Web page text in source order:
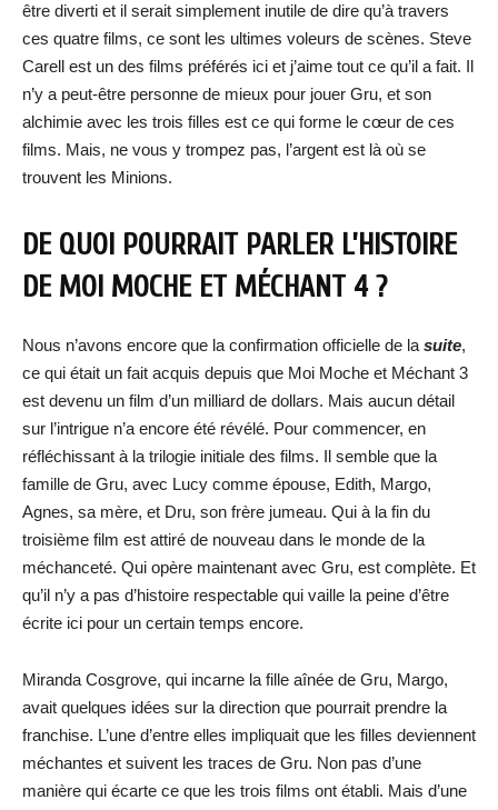
être diverti et il serait simplement inutile de dire qu’à travers
ces quatre films, ce sont les ultimes voleurs de scènes. Steve
Carell est un des films préférés ici et j’aime tout ce qu’il a fait. Il
n’y a peut-être personne de mieux pour jouer Gru, et son
alchimie avec les trois filles est ce qui forme le cœur de ces
films. Mais, ne vous y trompez pas, l’argent est là où se
trouvent les Minions.
DE QUOI POURRAIT PARLER L’HISTOIRE
DE MOI MOCHE ET MÉCHANT 4 ?
Nous n’avons encore que la confirmation officielle de la suite,
ce qui était un fait acquis depuis que Moi Moche et Méchant 3
est devenu un film d’un milliard de dollars. Mais aucun détail
sur l’intrigue n’a encore été révélé. Pour commencer, en
réfléchissant à la trilogie initiale des films. Il semble que la
famille de Gru, avec Lucy comme épouse, Edith, Margo,
Agnes, sa mère, et Dru, son frère jumeau. Qui à la fin du
troisième film est attiré de nouveau dans le monde de la
méchanceté. Qui opère maintenant avec Gru, est complète. Et
qu’il n’y a pas d’histoire respectable qui vaille la peine d’être
écrite ici pour un certain temps encore.
Miranda Cosgrove, qui incarne la fille aînée de Gru, Margo,
avait quelques idées sur la direction que pourrait prendre la
franchise. L’une d’entre elles impliquait que les filles deviennent
méchantes et suivent les traces de Gru. Non pas d’une
manière qui écarte ce que les trois films ont établi. Mais d’une